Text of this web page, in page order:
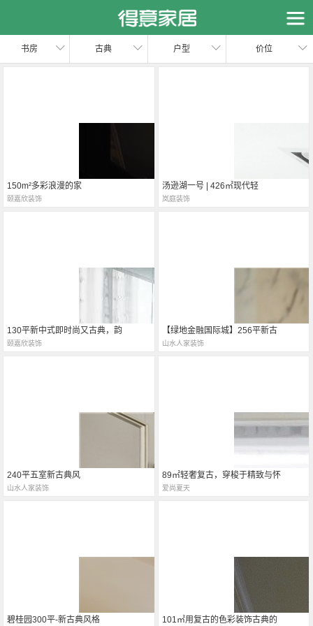
书房 古典 户型 价位
150m²多彩浪漫的家
颐嘉欣装饰
汤逊湖一号 | 426㎡现代轻
岚庭装饰
130平新中式即时尚又古典，韵
颐嘉欣装饰
【绿地金融国际城】256平新古
山水人家装饰
240平五室新古典风
山水人家装饰
89㎡轻奢复古，穿梭于精致与怀
爱尚夏天
碧桂园300平-新古典风格 101㎡用复古的色彩装饰古典的